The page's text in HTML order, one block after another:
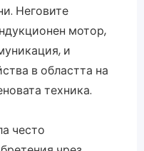
Неговите
мотор,
и
в областта на
техника.
често